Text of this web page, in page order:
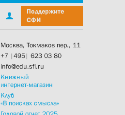
Поддержите
СФИ
Москва, Токмаков пер., 11
+7 |495| 623 03 80
info@edu.sfi.ru
Книжный
интернет-магазин
Клуб
«В поисках смысла»